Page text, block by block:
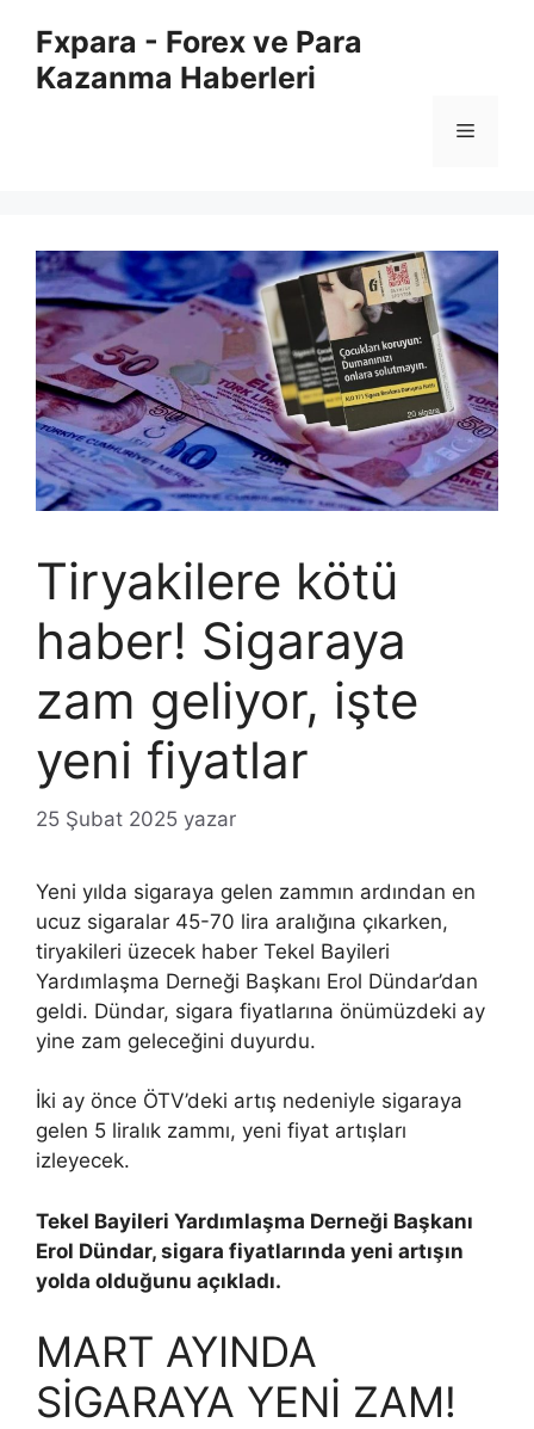
Fxpara - Forex ve Para
Kazanma Haberleri
Menü
Tiryakilere kötü
haber! Sigaraya
zam geliyor, işte
yeni fiyatlar
25 Şubat 2025 yazar
Yeni yılda sigaraya gelen zammın ardından en
ucuz sigaralar 45-70 lira aralığına çıkarken,
tiryakileri üzecek haber Tekel Bayileri
Yardımlaşma Derneği Başkanı Erol Dündar’dan
geldi. Dündar, sigara fiyatlarına önümüzdeki ay
yine zam geleceğini duyurdu.
İki ay önce ÖTV’deki artış nedeniyle sigaraya
gelen 5 liralık zammı, yeni fiyat artışları
izleyecek.
Tekel Bayileri Yardımlaşma Derneği Başkanı
Erol Dündar, sigara fiyatlarında yeni artışın
yolda olduğunu açıkladı.
MART AYINDA
SİGARAYA YENİ ZAM!